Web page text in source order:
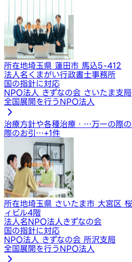
所在地埼玉県 蓮田市 馬込5-412
法人名 くまがい行政書士事務所
国の指針に対応
NPO法人 きずなの会 さいたま支局
全国展開を行うNPO法人
治療方針や各種治療・…万一の際
際のお引…+1件
所在地埼玉県 さいたま市 大宮区
ィビル4階
法人名NPO法人きずなの会
国の指針に対応
NPO法人 きずなの会 所沢支局
全国展開を行うNPO法人